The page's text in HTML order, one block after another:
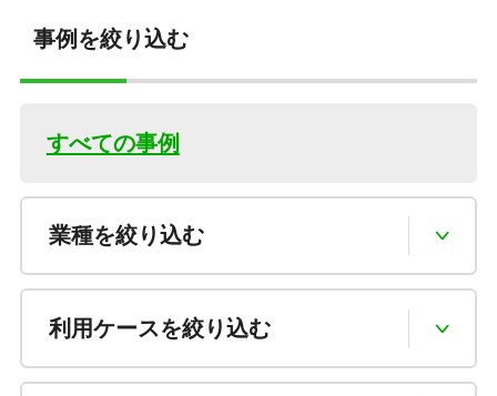
事例を絞り込む
すべての事例